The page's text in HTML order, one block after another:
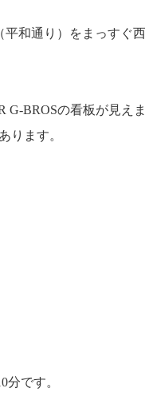
和通り）をまっすぐ
BROSの看板が見え
ります。
分です。